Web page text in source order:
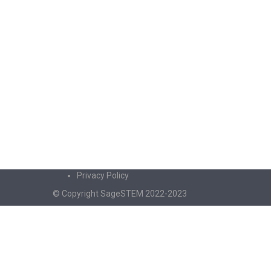
Privacy Policy
© Copyright SageSTEM 2022-2023